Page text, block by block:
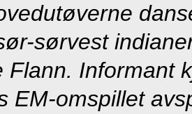
sørvest
Flann. Informant
EM-omspillet